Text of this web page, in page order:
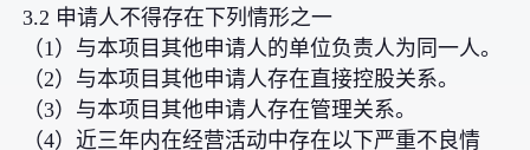
3.2 申请人不得存在下列情形之一
（1）与本项目其他申请人的单位负责人为同一人。
（2）与本项目其他申请人存在直接控股关系。
（3）与本项目其他申请人存在管理关系。
（4）近三年内在经营活动中存在以下严重不良情